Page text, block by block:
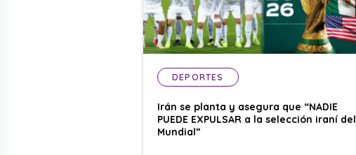
DEPORTES
Irán se planta y asegura que “NADIE
PUEDE EXPULSAR a la selección iraní del
Mundial”